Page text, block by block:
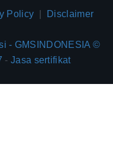
Policy Disclaimer
- GMSINDONESIA ©
- Jasa sertifikat